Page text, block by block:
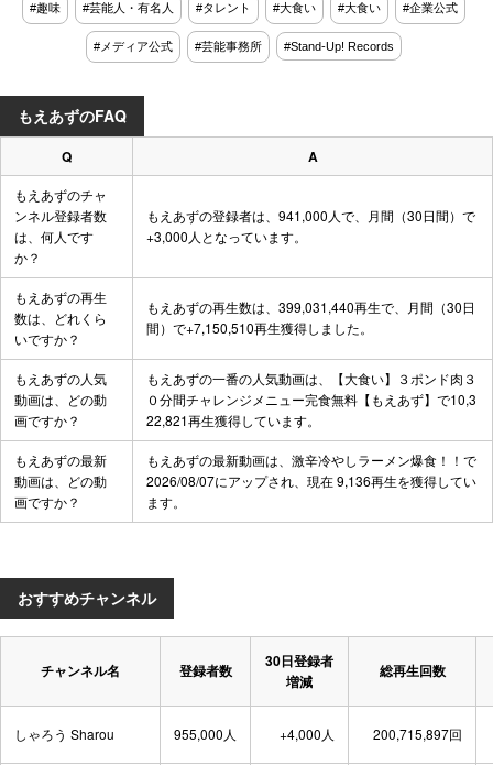
おすすめチャンネル
チャンネル名 登録者数
30日登録者
増減
総再生回数
しゃろう Sharou 955,000人 +4,000人 200,715,897回
#趣味 #芸能人・有名人 #タレント #大食い #大食い #企業公式
#メディア公式 #芸能事務所 #Stand-Up! Records
もえあずのFAQ
Q A
もえあずのチャ
ンネル登録者数
は、何人です
か？
もえあずの登録者は、941,000人で、月間（30日間）で
+3,000人となっています。
もえあずの再生
数は、どれくら
いですか？
もえあずの再生数は、399,031,440再生で、月間（30日
間）で+7,150,510再生獲得しました。
もえあずの人気
動画は、どの動
画ですか？
もえあずの一番の人気動画は、
【大食い】３ポンド肉３
０分間チャレンジメニュー完食無料【もえあず】 で10,3
22,821再生獲得しています。
もえあずの最新
動画は、どの動
画ですか？
もえあずの最新動画は、 激辛冷やしラーメン爆食！！ で
2026/08/07にアップされ、現在 9,136再生を獲得してい
ます。